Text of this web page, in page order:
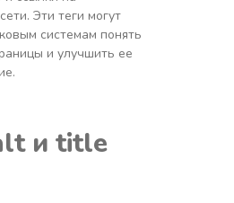
Эти теги могут
системам понять
и улучшить ее
и title